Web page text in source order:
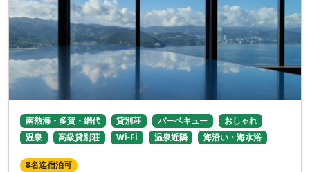
南熱海・多賀・網代 貸別荘 バーベキュー
おしゃれ
温泉
高級貸別荘 Wi-Fi 温泉近隣 海沿い・海水浴
8名迄宿泊可